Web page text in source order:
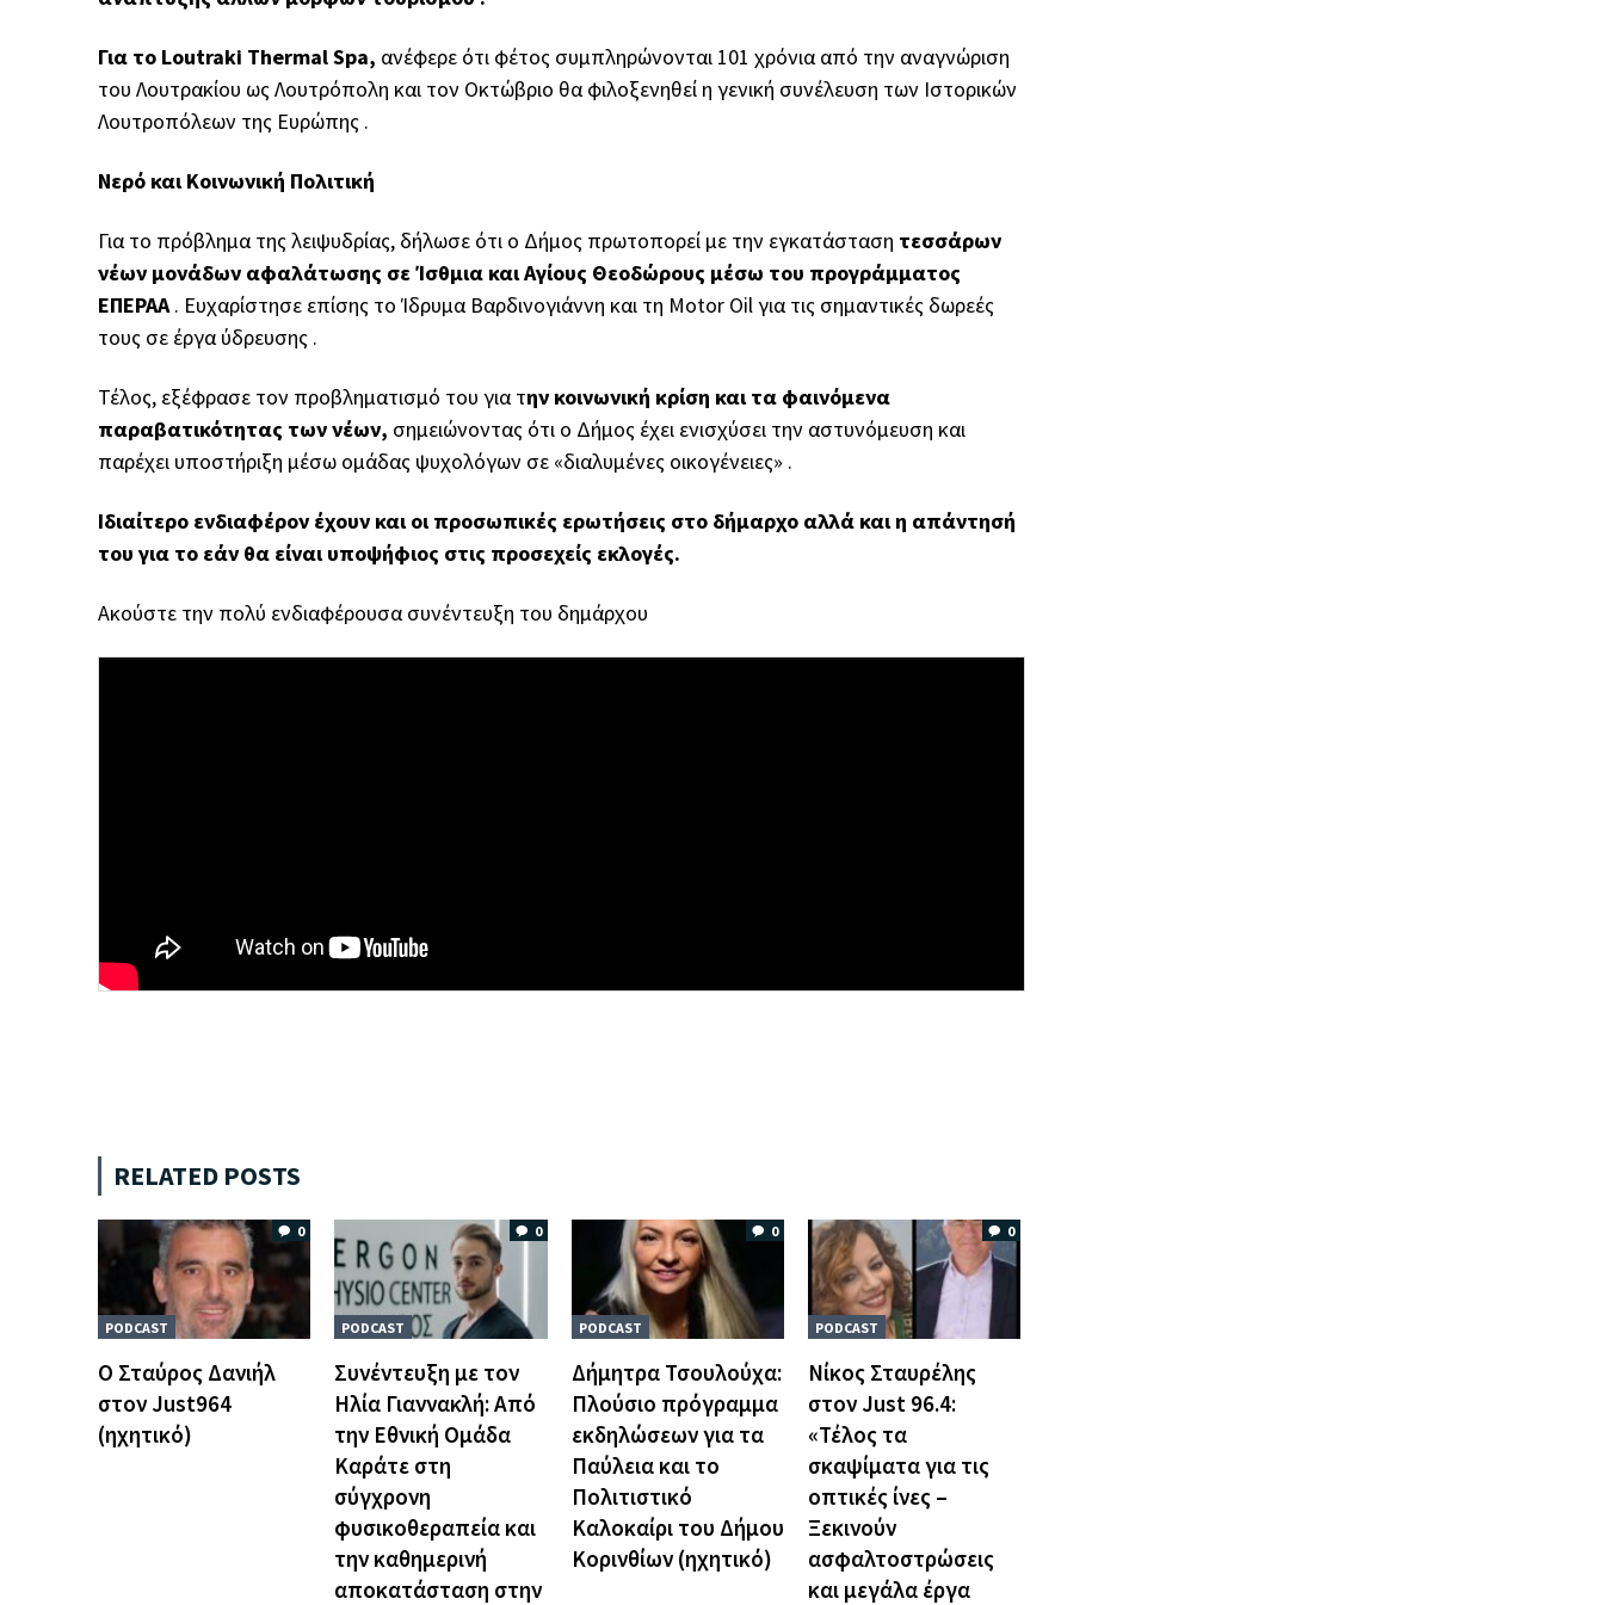
Για το Loutraki Thermal Spa, ανέφερε ότι φέτος συμπληρώνονται 101 χρόνια από την αναγνώριση
του Λουτρακίου ως Λουτρόπολη και τον Οκτώβριο θα φιλοξενηθεί η γενική συνέλευση των Ιστορικών
Λουτροπόλεων της Ευρώπης .
Νερό και Κοινωνική Πολιτική
Για το πρόβλημα της λειψυδρίας, δήλωσε ότι ο Δήμος πρωτοπορεί με την εγκατάσταση τεσσάρων
νέων μονάδων αφαλάτωσης σε Ίσθμια και Αγίους Θεοδώρους μέσω του προγράμματος
ΕΠΕΡΑΑ. Ευχαρίστησε επίσης το Ίδρυμα Βαρδινογιάννη και τη Motor Oil για τις σημαντικές δωρεές
τους σε έργα ύδρευσης .
Τέλος, εξέφρασε τον προβληματισμό του για την κοινωνική κρίση και τα φαινόμενα
παραβατικότητας των νέων, σημειώνοντας ότι ο Δήμος έχει ενισχύσει την αστυνόμευση και
παρέχει υποστήριξη μέσω ομάδας ψυχολόγων σε «διαλυμένες οικογένειες» .
Ιδιαίτερο ενδιαφέρον έχουν και οι προσωπικές ερωτήσεις στο δήμαρχο αλλά και η απάντησή
του για το εάν θα είναι υποψήφιος στις προσεχείς εκλογές.
Ακούστε την πολύ ενδιαφέρουσα συνέντευξη του δημάρχου
RELATED POSTS
0
PODCAST
O Σταύρος Δανιήλ
στον Just964
(ηχητικό)
0
PODCAST
Συνέντευξη με τον
Ηλία Γιαννακλή: Από
την Εθνική Ομάδα
Καράτε στη
σύγχρονη
φυσικοθεραπεία και
την καθημερινή
αποκατάσταση στην
0
PODCAST
Δήμητρα Τσουλούχα:
Πλούσιο πρόγραμμα
εκδηλώσεων για τα
Παύλεια και το
Πολιτιστικό
Καλοκαίρι του Δήμου
Κορινθίων (ηχητικό)
0
PODCAST
Νίκος Σταυρέλης
στον Just 96.4:
«Τέλος τα
σκαψίματα για τις
οπτικές ίνες –
Ξεκινούν
ασφαλτοστρώσεις
και μεγάλα έργα